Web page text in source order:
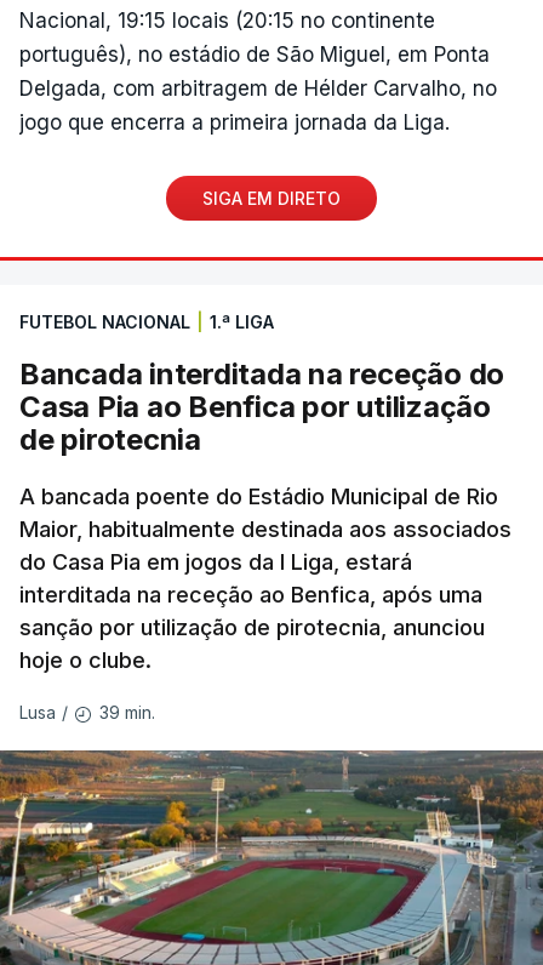
Nacional, 19:15 locais (20:15 no continente
português), no estádio de São Miguel, em Ponta
Delgada, com arbitragem de Hélder Carvalho, no
jogo que encerra a primeira jornada da Liga.
SIGA EM DIRETO
FUTEBOL NACIONAL 1.ª LIGA
Bancada interditada na receção do
Casa Pia ao Benfica por utilização
de pirotecnia
A bancada poente do Estádio Municipal de Rio
Maior, habitualmente destinada aos associados
do Casa Pia em jogos da I Liga, estará
interditada na receção ao Benfica, após uma
sanção por utilização de pirotecnia, anunciou
hoje o clube.
Lusa / 39 min.